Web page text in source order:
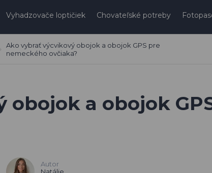
Vyhadzovače loptičiek Chovateľské potreby
Ako vybrať výcvikový obojok a obojok GPS pre
nemeckého ovčiaka?
obojok a obojok
Autor
Natálie